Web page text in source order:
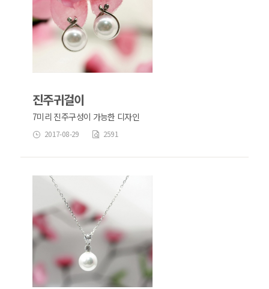
진주귀걸이
7미리 진주구성이 가능한 디자인
2017-08-29 2591